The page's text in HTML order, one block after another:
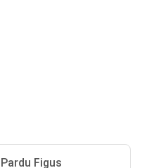
Pardu Figus